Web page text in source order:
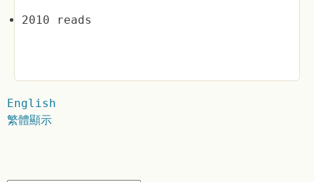
2010 reads
English
繁體顯示